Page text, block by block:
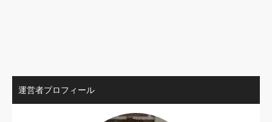
運営者プロフィール